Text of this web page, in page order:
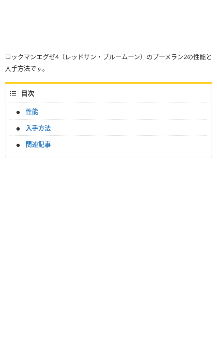
ロックマンエグゼ4（レッドサン・ブルームーン）のブーメラン2の性能と
入手方法です。
目次
性能
入手方法
関連記事